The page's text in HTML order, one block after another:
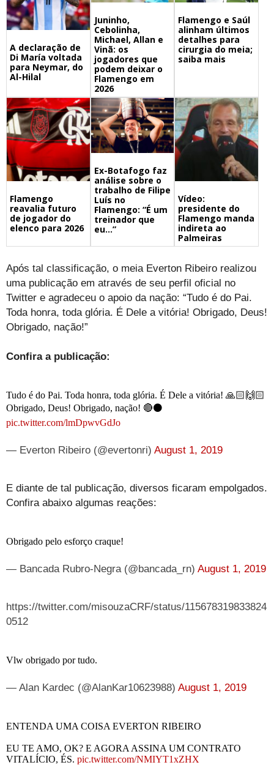
A declaração de
Di María voltada
para Neymar, do
Al-Hilal
Juninho,
Cebolinha,
Michael, Allan e
Vinã: os
jogadores que
podem deixar o
Flamengo em
2026
Flamengo e Saúl
alinham últimos
detalhes para
cirurgia do meia;
saiba mais
Flamengo
reavalia futuro
de jogador do
elenco para 2026
Ex-Botafogo faz
análise sobre o
trabalho de Filipe
Luís no
Flamengo: “É um
treinador que
eu…”
Vídeo:
presidente do
Flamengo manda
indireta ao
Palmeiras
Após tal classificação, o meia Everton Ribeiro realizou
uma publicação em através de seu perfil oficial no
Twitter e agradeceu o apoio da nação: “Tudo é do Pai.
Toda honra, toda glória. É Dele a vitória! Obrigado, Deus!
Obrigado, nação!”
Confira a publicação:
Tudo é do Pai. Toda honra, toda glória. É Dele a vitória! 🙏🏻🙌🏻
Obrigado, Deus! Obrigado, nação! 🔴⚫️
pic.twitter.com/lmDpwvGdJo
— Everton Ribeiro (@evertonri) August 1, 2019
E diante de tal publicação, diversos ficaram empolgados.
Confira abaixo algumas reações:
Obrigado pelo esforço craque!
— Bancada Rubro-Negra (@bancada_rn) August 1, 2019
https://twitter.com/misouzaCRF/status/115678319833824
0512
Vlw obrigado por tudo.
— Alan Kardec (@AlanKar10623988) August 1, 2019
ENTENDA UMA COISA EVERTON RIBEIRO
EU TE AMO, OK? E AGORA ASSINA UM CONTRATO
VITALÍCIO, ÉS. pic.twitter.com/NMIYT1xZHX